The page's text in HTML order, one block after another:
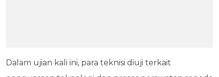
Dalam ujian kali ini, para teknisi diuji terkait